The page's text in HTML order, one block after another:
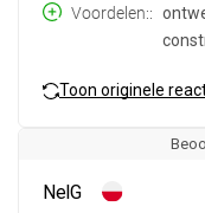
Voordelen:
Toon originele
NelG